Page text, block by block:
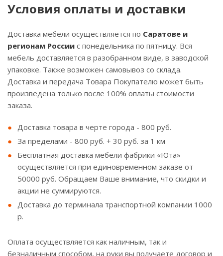
Условия оплаты и доставки
Доставка мебели осуществляется по Саратове и
регионам России с понедельника по пятницу. Вся
мебель доставляется в разобранном виде, в заводской
упаковке. Также возможен самовывоз со склада.
Доставка и передача Товара Покупателю может быть
произведена только после 100% оплаты стоимости
заказа.
Доставка товара в черте города - 800 руб.
За пределами - 800 руб. + 30 руб. за 1 км
Бесплатная доставка мебели фабрики «Юта»
осуществляется при единовременном заказе от
50000 руб. Обращаем Ваше внимание, что скидки и
акции не суммируются.
Доставка до терминала транспортной компании 1000
р.
Оплата осуществляется как наличным, так и
безналичным способом, на руки вы получаете договор и